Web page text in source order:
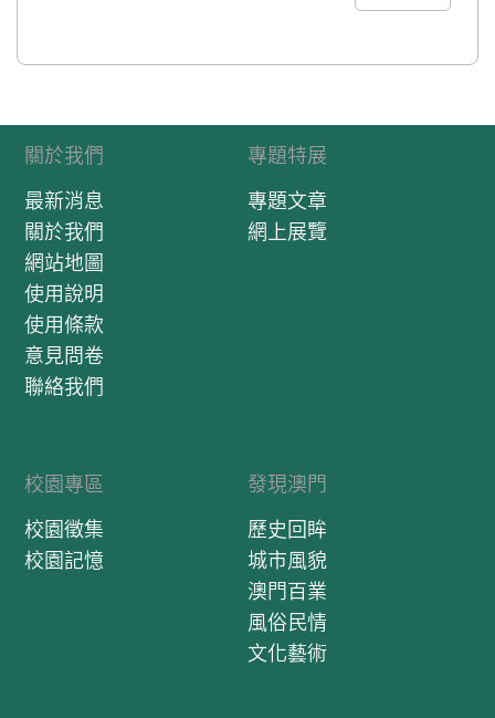
關於我們
最新消息
關於我們
網站地圖
使用說明
使用條款
意見問卷
聯絡我們
專題特展
專題文章
網上展覽
校園專區
校園徵集
校園記憶
發現澳門
歷史回眸
城市風貌
澳門百業
風俗民情
文化藝術